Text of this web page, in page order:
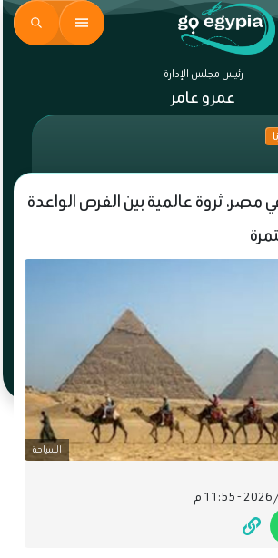
رئيس مجلس الإدارة
عمرو عامر
مصر، ثروة عالمية بين الفرص الواعدة
السياحة